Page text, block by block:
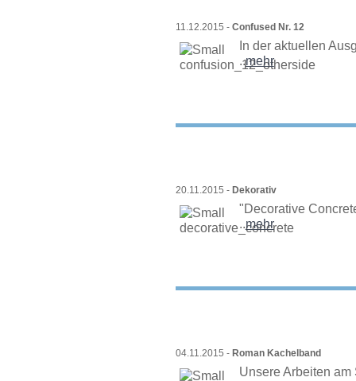
11.12.2015 - Confused Nr. 12
In der aktuellen
..mehr
20.11.2015 - Dekorativ
"Decorative
..mehr
04.11.2015 - Roman Kachelband
Unsere Arbeiten